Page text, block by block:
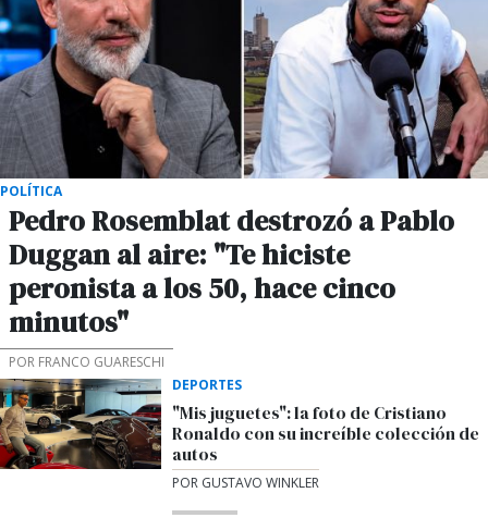
POLÍTICA
Pedro Rosemblat destrozó a Pablo
Duggan al aire: "Te hiciste
peronista a los 50, hace cinco
minutos"
POR FRANCO GUARESCHI
DEPORTES
"Mis juguetes": la foto de Cristiano
Ronaldo con su increíble colección de
autos
POR GUSTAVO WINKLER